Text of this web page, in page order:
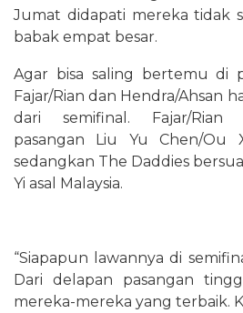
Jumat didapati mereka tidak
babak empat besar.
Agar bisa saling bertemu di
Fajar/Rian dan Hendra/Ahsan
dari semifinal. Fajar/Rian
pasangan Liu Yu Chen/Ou
sedangkan The Daddies
Yi asal Malaysia.
“Siapapun lawannya di
Dari delapan pasangan
mereka-mereka yang terbaik.